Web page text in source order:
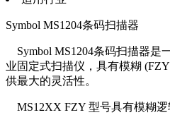
Symbol MS1204条码扫描器
Symbol MS1204条码扫描器是
业固定式扫描仪，具有模糊
供最大的灵活性。
MS12XX FZY 型号具有模糊